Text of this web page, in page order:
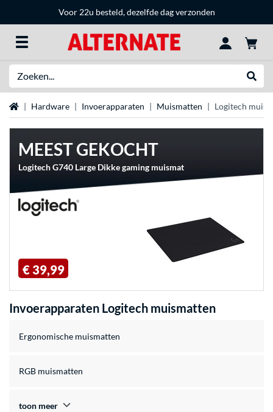
Voor 22u besteld, dezelfde dag verzonden
Home Hardware Invoerapparaten Muismatten Logitech
MEEST GEKOCHT
Logitech G740 Large Dikke gaming muismat
€ 39,99
Invoerapparaten Logitech muismatten
Ergonomische muismatten
RGB muismatten
toon meer